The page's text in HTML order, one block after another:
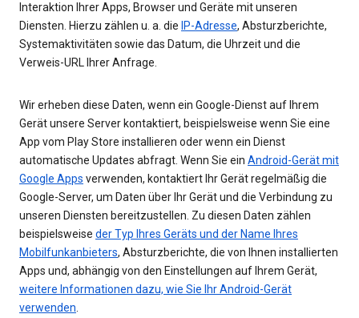
Interaktion Ihrer Apps, Browser und Geräte mit unseren
Diensten. Hierzu zählen u. a. die IP-Adresse, Absturzberichte,
Systemaktivitäten sowie das Datum, die Uhrzeit und die
Verweis-URL Ihrer Anfrage.
Wir erheben diese Daten, wenn ein Google-Dienst auf Ihrem
Gerät unsere Server kontaktiert, beispielsweise wenn Sie eine
App vom Play Store installieren oder wenn ein Dienst
automatische Updates abfragt. Wenn Sie ein Android-Gerät mit
Google Apps verwenden, kontaktiert Ihr Gerät regelmäßig die
Google-Server, um Daten über Ihr Gerät und die Verbindung zu
unseren Diensten bereitzustellen. Zu diesen Daten zählen
beispielsweise der Typ Ihres Geräts und der Name Ihres
Mobilfunkanbieters, Absturzberichte, die von Ihnen installierten
Apps und, abhängig von den Einstellungen auf Ihrem Gerät,
weitere Informationen dazu, wie Sie Ihr Android-Gerät
verwenden.